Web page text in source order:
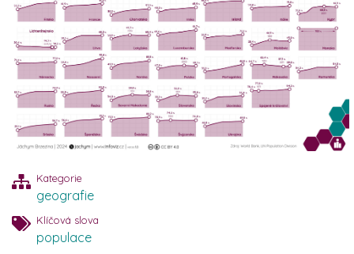
Kategorie
geografie
Klíčová slova
populace